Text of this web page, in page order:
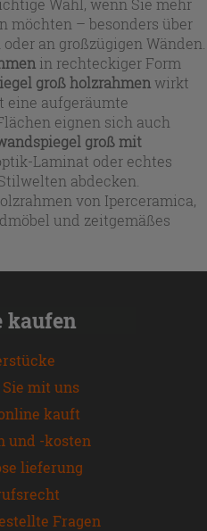
Wahl, wenn Sie mehr
möchten – besonders über
an großzügigen Wänden.
in rechteckiger Form
groß holzrahmenwirkt
eine aufgeräumte
eignen sich auch
groß mit
Laminat oder echtes
abdecken.
von Iperceramica,
und zeitgemäßes
kaufen
mit uns
kauft
und -kosten
lieferung
Fragen